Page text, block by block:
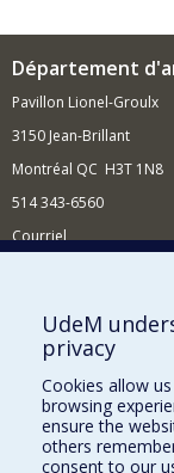
Département
Pavillon Lionel-Groulx
3150 Jean-Brillant
Montréal QC H3T 1N8
514 343-6560
Courriel
Comment soutenir
BESOIN D'AIDE?
Plan du site
Signaler une erreur
Accessibilité
UdeM
privacy
Cookies allow
browsing
ensure the
others
consent to our